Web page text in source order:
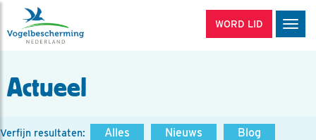
WORD LID
Actueel
Verfijn resultaten: Alles Nieuws
Blog